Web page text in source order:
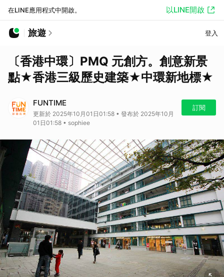
在LINE應用程式中開啟。 以LINE開啟
旅遊 登入
〔香港中環〕PMQ 元創方。創意新景
點★香港三級歷史建築★中環新地標★
FUNTIME
更新於 2025年10月01日01:58 • 發布於 2025年10月
01日01:58 • sophiee
訂閱